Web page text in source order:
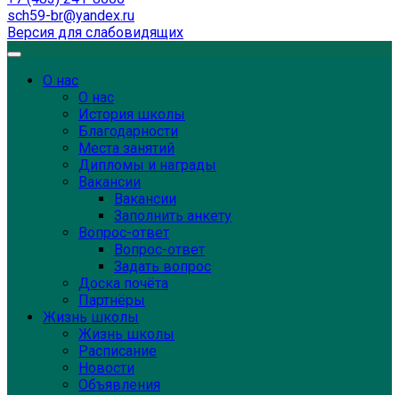
sch59-br@yandex.ru
Версия для слабовидящих
О нас
О нас
История школы
Благодарности
Места занятий
Дипломы и награды
Вакансии
Вакансии
Заполнить анкету
Вопрос-ответ
Вопрос-ответ
Задать вопрос
Доска почёта
Партнёры
Жизнь школы
Жизнь школы
Расписание
Новости
Объявления